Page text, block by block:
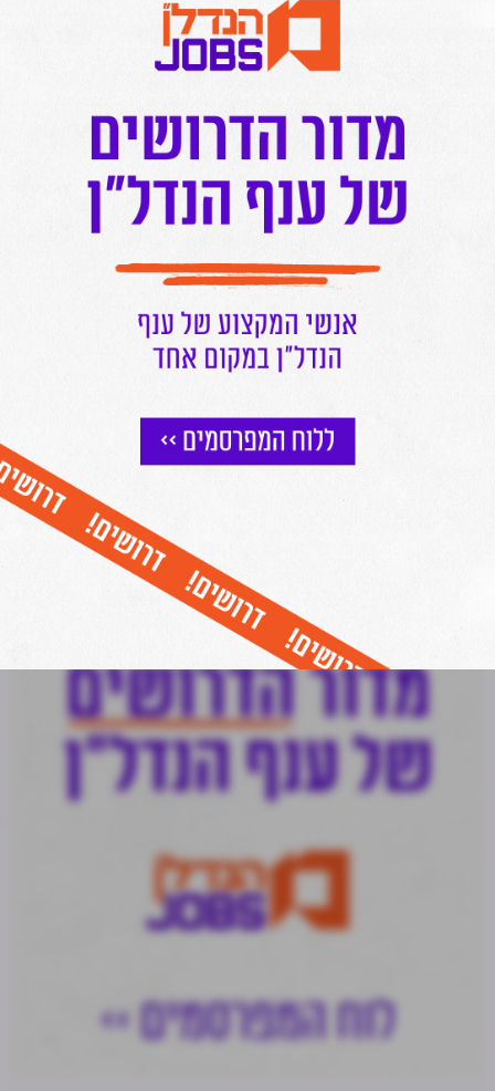
כל יום בשעה 17:00- חמש הכתבות החשובות ביותר בתחום
לחצו כאן להצטרפות לתקציר המנהלים של מרכז הנדל"ן!
הצטרפו לניוזלטר של מרכז הנדל"ן
אני מאשר/ת קבלת דיוור